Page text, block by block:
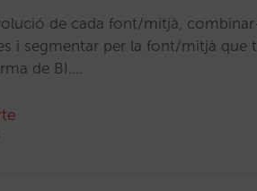
de cada font/mitjà,
i segmentar per la font/mitjà que
de BI.…